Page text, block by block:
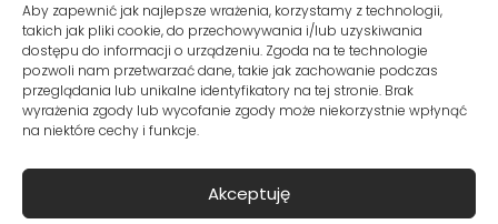
Aby zapewnić jak najlepsze wrażenia, korzystamy z technologii,
takich jak pliki cookie, do przechowywania i/lub uzyskiwania
dostępu do informacji o urządzeniu. Zgoda na te technologie
pozwoli nam przetwarzać dane, takie jak zachowanie podczas
przeglądania lub unikalne identyfikatory na tej stronie. Brak
wyrażenia zgody lub wycofanie zgody może niekorzystnie wpłynąć
na niektóre cechy i funkcje.
Akceptuję